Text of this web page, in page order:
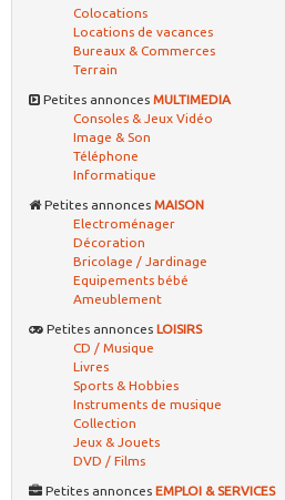
Colocations
Locations de vacances
Bureaux & Commerces
Terrain
Petites annonces MULTIMEDIA
Consoles & Jeux Vidéo
Image & Son
Téléphone
Informatique
Petites annonces MAISON
Electroménager
Décoration
Bricolage / Jardinage
Equipements bébé
Ameublement
Petites annonces LOISIRS
CD / Musique
Livres
Sports & Hobbies
Instruments de musique
Collection
Jeux & Jouets
DVD / Films
Petites annonces EMPLOI & SERVICES